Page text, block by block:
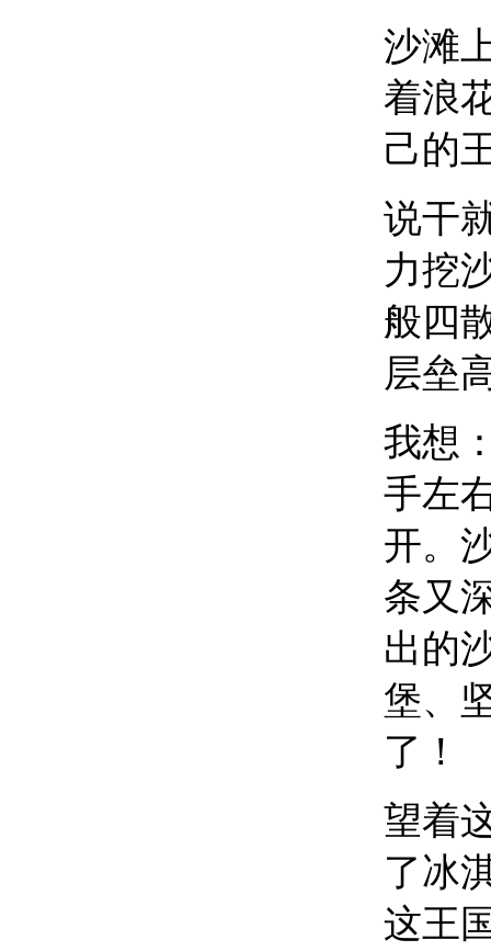
沙滩
着浪
己的
说干
力挖
般四
层垒
我想
手左
开。
条又
出的
堡、
了！
望着
了冰
这王